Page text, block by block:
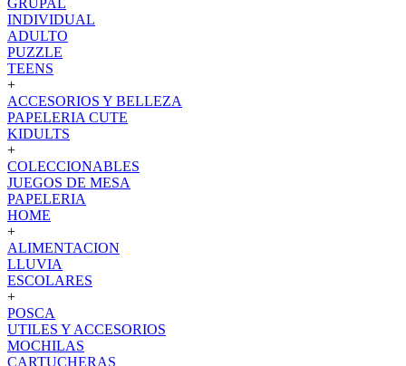
GRUPAL
INDIVIDUAL
ADULTO
PUZZLE
TEENS
+
ACCESORIOS Y BELLEZA
PAPELERIA CUTE
KIDULTS
+
COLECCIONABLES
JUEGOS DE MESA
PAPELERIA
HOME
+
ALIMENTACION
LLUVIA
ESCOLARES
+
POSCA
UTILES Y ACCESORIOS
MOCHILAS
CARTUCHERAS